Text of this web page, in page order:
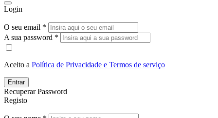
Login
O seu email *
A sua password *
Aceito a Política de Privacidade e Termos de serviço
Entrar
Recuperar Password
Registo